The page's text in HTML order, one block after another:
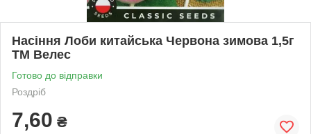
Насіння Лоби китайська Червона зимова 1,5г
ТМ Велес
Готово до відправки
Роздріб
7,60 ₴